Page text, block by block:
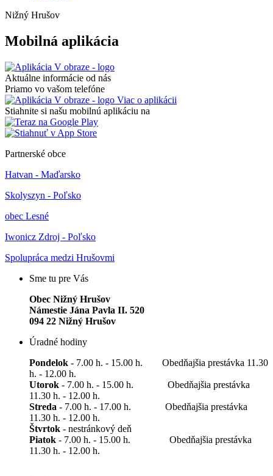
Nižný Hrušov
Mobilná aplikácia
Aktuálne informácie od nás
Priamo vo vašom telefóne
Viac o aplikácii
Stiahnite si našu mobilnú aplikáciu na
Partnerské obce
Hatvan - Maďarsko
Skolyszyn - Poľsko
obec Lesné
Iwonicz Zdroj - Poľsko
Spolupráca medzi Hrušovmi
Sme tu pre Vás
Obec Nižný Hrušov
Námestie Jána Pavla II. 520
094 22 Nižný Hrušov
Úradné hodiny
Pondelok - 7.00 h. - 15.00 h. Obedňajšia prestávka 11.30
h. - 12.00 h.
Utorok - 7.00 h. - 15.00 h. Obedňajšia prestávka
11.30 h. - 12.00 h.
Streda - 7.00 h. - 17.00 h. Obedňajšia prestávka
11.30 h. - 12.00 h.
Štvrtok - nestránkový deň
Piatok - 7.00 h. - 15.00 h. Obedňajšia prestávka
11.30 h. - 12.00 h.